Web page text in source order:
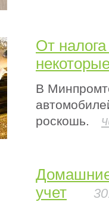
От
В
роскошь.
Домашние
учет